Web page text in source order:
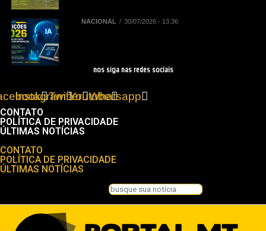
NACIONAL 30/07/2026 - 13:36
nos siga nas redes sociais
InstagramTwitterYoutubeWhatsapp
CONTATO
POLÍTICA DE PRIVACIDADE
ÚLTIMAS NOTÍCIAS
CONTATO
POLÍTICA DE PRIVACIDADE
ÚLTIMAS NOTÍCIAS